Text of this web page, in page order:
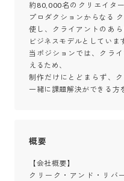
約80,000名のクリエイタ
プロダクションからなる
使し、クライアントのあ
ビジネスモデルとしていま
当ポジションでは、クラ
えるため、
制作だけにとどまらず、
一緒に課題解決ができる方
概要
【会社概要】
クリーク・アンド・リバ